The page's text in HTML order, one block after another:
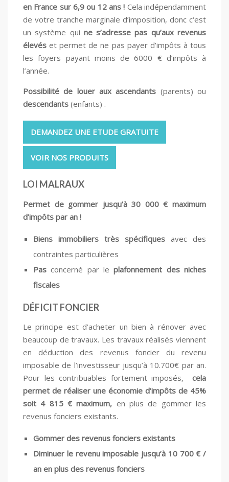
en France sur 6,9 ou 12 ans ! Cela indépendamment
de votre tranche marginale d’imposition, donc c‘est
un système qui ne s’adresse pas qu’aux revenus
élevés et permet de ne pas payer d’impôts à tous
les foyers payant moins de 6000 € d’impôts à
l’année.
Possibilité de louer aux ascendants (parents) ou
descendants (enfants) .
DEMANDEZ UNE ETUDE GRATUITE
VOIR NOS PRODUITS
LOI MALRAUX
Permet de gommer jusqu’à 30 000 € maximum
d’impôts par an !
Biens immobiliers très spécifiques avec des
contraintes particulières
Pas concerné par le plafonnement des niches
fiscales
DÉFICIT FONCIER
Le principe est d’acheter un bien à rénover avec
beaucoup de travaux. Les travaux réalisés viennent
en déduction des revenus foncier du revenu
imposable de l’investisseur jusqu’à 10.700€ par an.
Pour les contribuables fortement imposés, cela
permet de réaliser une économie d’impôts de 45%
soit 4 815 € maximum, en plus de gommer les
revenus fonciers existants.
Gommer des revenus fonciers existants
Diminuer le revenu imposable jusqu’à 10 700 € /
an en plus des revenus fonciers